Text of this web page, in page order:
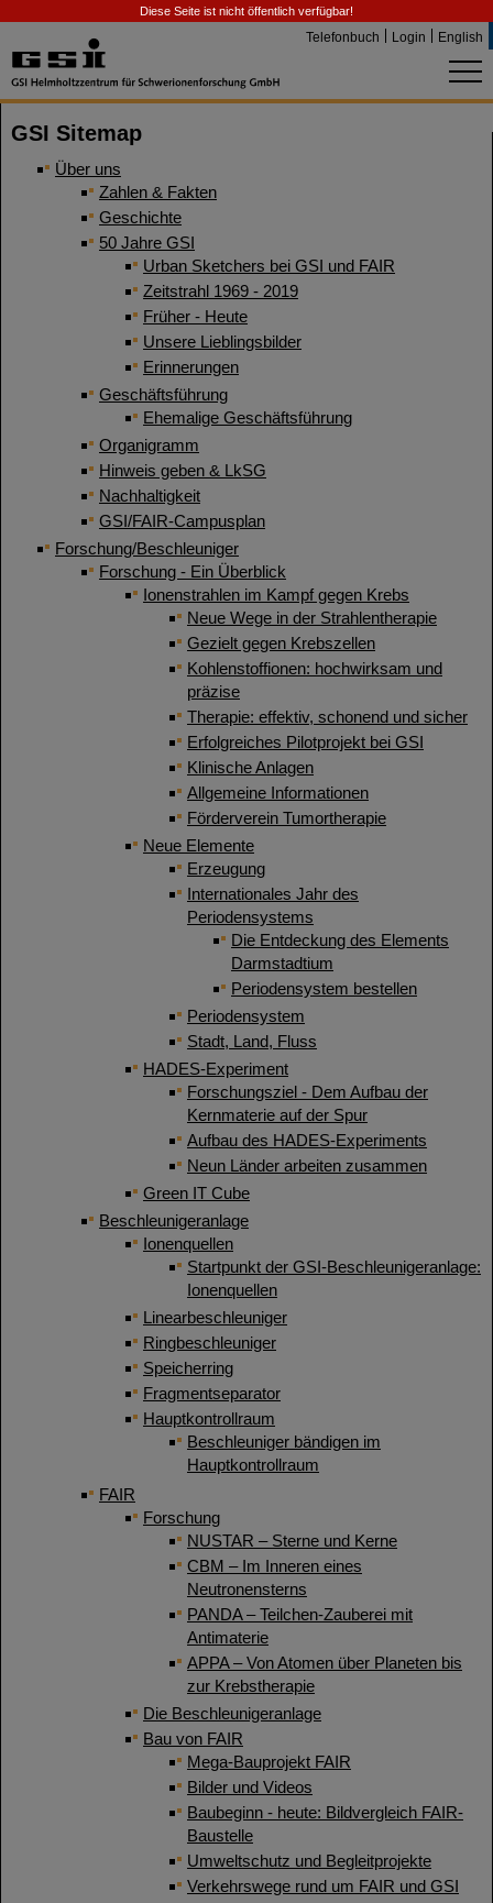
Diese Seite ist nicht öffentlich verfügbar!
Telefonbuch Login English
GSI Sitemap
Über uns
Zahlen & Fakten
Geschichte
50 Jahre GSI
Urban Sketchers bei GSI und FAIR
Zeitstrahl 1969 - 2019
Früher - Heute
Unsere Lieblingsbilder
Erinnerungen
Geschäftsführung
Ehemalige Geschäftsführung
Organigramm
Hinweis geben & LkSG
Nachhaltigkeit
GSI/FAIR-Campusplan
Forschung/Beschleuniger
Forschung - Ein Überblick
Ionenstrahlen im Kampf gegen Krebs
Neue Wege in der Strahlentherapie
Gezielt gegen Krebszellen
Kohlenstoffionen: hochwirksam und
präzise
Therapie: effektiv, schonend und sicher
Erfolgreiches Pilotprojekt bei GSI
Klinische Anlagen
Allgemeine Informationen
Förderverein Tumortherapie
Neue Elemente
Erzeugung
Internationales Jahr des
Periodensystems
Die Entdeckung des Elements
Darmstadtium
Periodensystem bestellen
Periodensystem
Stadt, Land, Fluss
HADES-Experiment
Forschungsziel - Dem Aufbau der
Kernmaterie auf der Spur
Aufbau des HADES-Experiments
Neun Länder arbeiten zusammen
Green IT Cube
Beschleunigeranlage
Ionenquellen
Startpunkt der GSI-Beschleunigeranlage:
Ionenquellen
Linearbeschleuniger
Ringbeschleuniger
Speicherring
Fragmentseparator
Hauptkontrollraum
Beschleuniger bändigen im
Hauptkontrollraum
FAIR
Forschung
NUSTAR – Sterne und Kerne
CBM – Im Inneren eines
Neutronensterns
PANDA – Teilchen-Zauberei mit
Antimaterie
APPA – Von Atomen über Planeten bis
zur Krebstherapie
Die Beschleunigeranlage
Bau von FAIR
Mega-Bauprojekt FAIR
Bilder und Videos
Baubeginn - heute: Bildvergleich FAIR-
Baustelle
Umweltschutz und Begleitprojekte
Verkehrswege rund um FAIR und GSI